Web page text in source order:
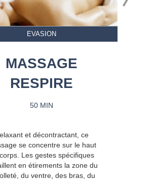
EVASION
MASSAGE
RESPIRE
50 MIN
et décontractant, ce
se concentre sur le haut
Les gestes spécifiques
en étirements la zone du
du ventre, des bras, du